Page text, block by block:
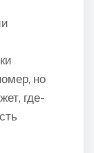
но
где-